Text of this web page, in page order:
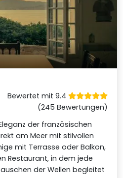
Bewertet mit 9.4
(245 Bewertungen)
der französischen
am Meer mit stilvollen
mit Terrasse oder Balkon,
Restaurant, in dem jede
der Wellen begleitet